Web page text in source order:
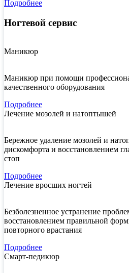
Подробнее
Ногтевой сервис
Маникюр
Маникюр при помощи
качественного оборудования
Подробнее
Лечение мозолей и натоптышей
Бережное удаление мозолей и
дискомфорта и восстановлением
стоп
Подробнее
Лечение вросших ногтей
Безболезненное устранение
восстановлением правильной
повторного врастания
Подробнее
Смарт-педикюр